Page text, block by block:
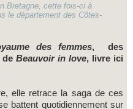
Bretagne, cette fois-ci à
le département des Côtes-
des femmes, des
Beauvoir in love, livre ici
elle retrace la saga de ces
battent quotidiennement sur